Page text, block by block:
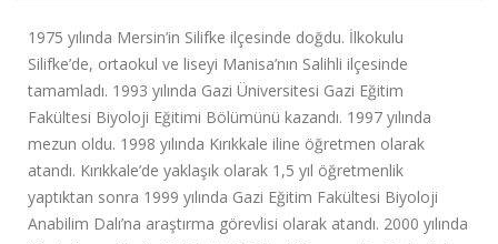
1975 yılında Mersin’in Silifke ilçesinde doğdu. İlkokulu
Silifke’de, ortaokul ve liseyi Manisa’nın Salihli ilçesinde
tamamladı. 1993 yılında Gazi Üniversitesi Gazi Eğitim
Fakültesi Biyoloji Eğitimi Bölümünü kazandı. 1997 yılında
mezun oldu. 1998 yılında Kırıkkale iline öğretmen olarak
atandı. Kırıkkale’de yaklaşık olarak 1,5 yıl öğretmenlik
yaptıktan sonra 1999 yılında Gazi Eğitim Fakültesi Biyoloji
Anabilim Dalı’na araştırma görevlisi olarak atandı. 2000 yılında